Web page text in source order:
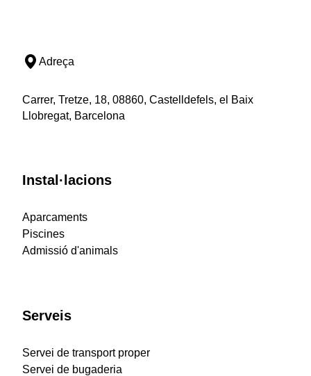
Adreça
Carrer, Tretze, 18, 08860, Castelldefels, el Baix
Llobregat, Barcelona
Instal·lacions
Aparcaments
Piscines
Admissió d'animals
Serveis
Servei de transport proper
Servei de bugaderia